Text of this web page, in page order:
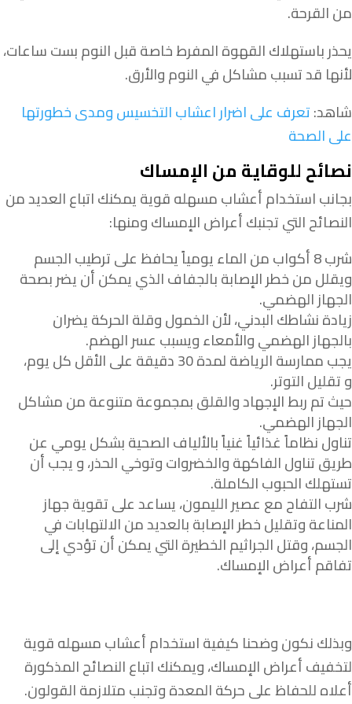
من القرحة.
يحذر باستهلاك القهوة المفرط خاصة قبل النوم بست ساعات،
لأنها قد تسبب مشاكل في النوم والأرق.
شاهد:تعرف على اضرار اعشاب التخسيس ومدى خطورتها
على الصحة
نصائح للوقاية من الإمساك
بجانب استخدام أعشاب مسهله قوية يمكنك اتباع العديد من
النصائح التي تجنبك أعراض الإمساك ومنها:
شرب 8 أكواب من الماء يومياً يحافظ على ترطيب الجسم
ويقلل من خطر الإصابة بالجفاف الذي يمكن أن يضر بصحة
الجهاز الهضمي.
زيادة نشاطك البدني، لأن الخمول وقلة الحركة يضران
بالجهاز الهضمي والأمعاء ويسبب عسر الهضم.
يجب ممارسة الرياضة لمدة 30 دقيقة على الأقل كل يوم،
و تقليل التوتر.
حيث تم ربط الإجهاد والقلق بمجموعة متنوعة من مشاكل
الجهاز الهضمي.
تناول نظاماً غذائياً غنياً بالألياف الصحية بشكل يومي عن
طريق تناول الفاكهة والخضروات وتوخي الحذر، و يجب أن
تستهلك الحبوب الكاملة.
شرب التفاح مع عصير الليمون، يساعد على تقوية جهاز
المناعة وتقليل خطر الإصابة بالعديد من الالتهابات في
الجسم، وقتل الجراثيم الخطيرة التي يمكن أن تؤدي إلى
تفاقم أعراض الإمساك.
وبذلك نكون وضحنا كيفية استخدام أعشاب مسهله قوية
لتخفيف أعراض الإمساك، ويمكنك اتباع النصائح المذكورة
أعلاه للحفاظ على حركة المعدة وتجنب متلازمة القولون.